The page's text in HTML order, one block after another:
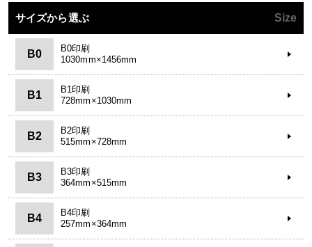
サイズから選ぶ Size
B0
B0印刷
1030mm×1456mm
B1
B1印刷
728mm×1030mm
B2
B2印刷
515mm×728mm
B3
B3印刷
364mm×515mm
B4
B4印刷
257mm×364mm